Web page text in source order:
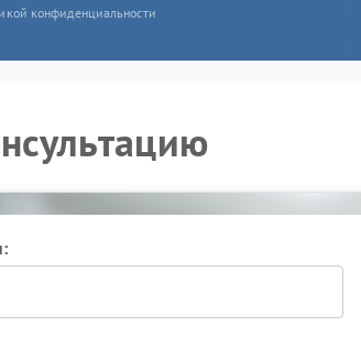
конфиденциальности